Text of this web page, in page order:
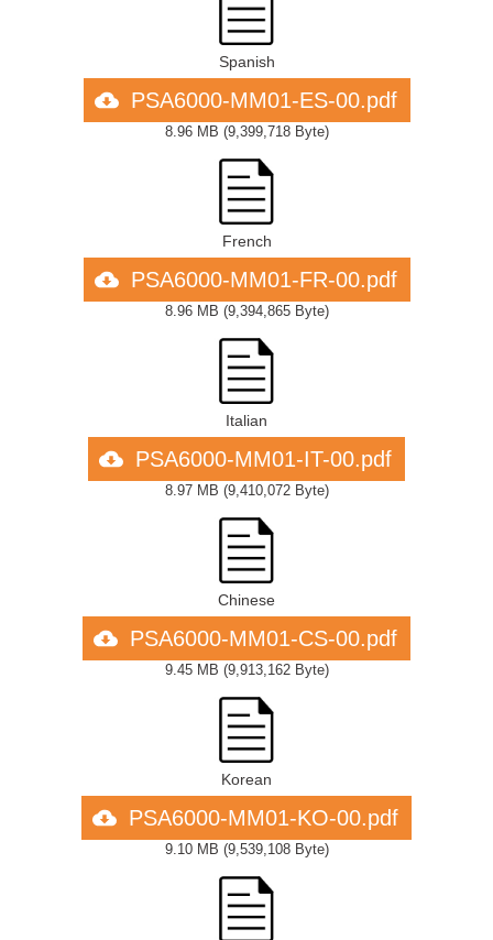
Spanish
PSA6000-MM01-ES-00.pdf
8.96 MB (9,399,718 Byte)
French
PSA6000-MM01-FR-00.pdf
8.96 MB (9,394,865 Byte)
Italian
PSA6000-MM01-IT-00.pdf
8.97 MB (9,410,072 Byte)
Chinese
PSA6000-MM01-CS-00.pdf
9.45 MB (9,913,162 Byte)
Korean
PSA6000-MM01-KO-00.pdf
9.10 MB (9,539,108 Byte)